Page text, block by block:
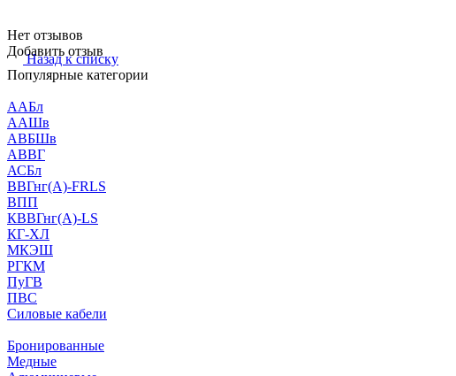
Нет отзывов
Добавить отзыв
Назад к списку
Популярные категории
ААБл
ААШв
АВБШв
АВВГ
АСБл
ВВГнг(А)-FRLS
ВПП
КВВГнг(А)-LS
КГ-ХЛ
МКЭШ
РГКМ
ПуГВ
ПВС
Силовые кабели
Бронированные
Медные